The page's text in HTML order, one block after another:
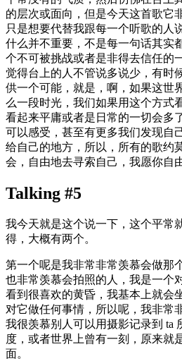
的层次或面向，但是今天这首歌它
只是想要代替我跟每一个听歌的人
什么并不重要，不是每一句话其实
个不可被挑战或者是非得去信任的
觉得台上的人不管说多说少，有时
供一个可能，就是，啊，如果这世
么一段时光，我们如果用这个方式
看起来平庸或者是日常的一切会多
可以感受，甚至有更多我们发现自
给自己的地方，所以，所有的歌约
会，自由地去寻索自己，我愿你自由
Talking #5
我今天就是这个说一下，这个平常
得，大概有两个。
第一个呢是我非常非常羡慕会做那
也非常羡慕会拍照的人，我是一个
看到很喜欢的黄昏，我基本上就会
对它做任何事情，所以呢，我非常
我很羡慕别人可以用摄影记录到 ta
度，或者世界上曾有一刻，原来就
面。